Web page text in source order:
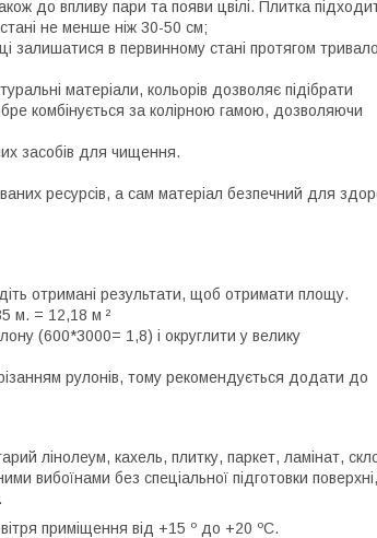
до впливу пари та появи цвілі. Плитка
не менше ніж 30-50 см;
залишатися в первинному стані протягом
матеріали, кольорів дозволяє підібрати
комбінується за колірною гамою, дозволяючи
засобів для чищення.
ресурсів, а сам матеріал безпечний для
отримані результати, щоб отримати площу.
м. = 12,18 м ²
(600*3000= 1,8) і округлити у велику
рулонів, тому рекомендується додати до
лінолеум, кахель, плитку, паркет, ламінат,
вибоїнами без спеціальної підготовки
приміщення від +15 º до +20 ºС.